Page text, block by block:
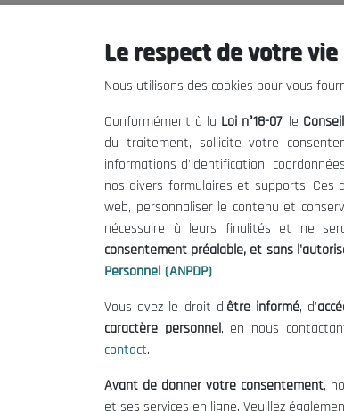
Discours du Président
Le programme
Biographies
Avantages de la politique de
Contrôle des concentrations :
Droit antitrust et droit de la
Droit des ententes et de la
La concurrence et la lutte contre
L’expérience de l’UE en matière
The Gulf Cooperation Countries
Le respect de votre
Nous utilisons des cookies pour vous
Conformément à la Loi n°18-07, le
du traitement, sollicite votre
informations d'identification,
nos divers formulaires et supports.
web, personnaliser le contenu et
nécessaire à leurs finalités et ne
consentement préalable, et sans
Personnel (ANPDP)
Vous avez le droit d'être informé, d'
caractère personnel, en nous
contact.
Avant de donner votre consentement,
et ses services en ligne. Veuillez